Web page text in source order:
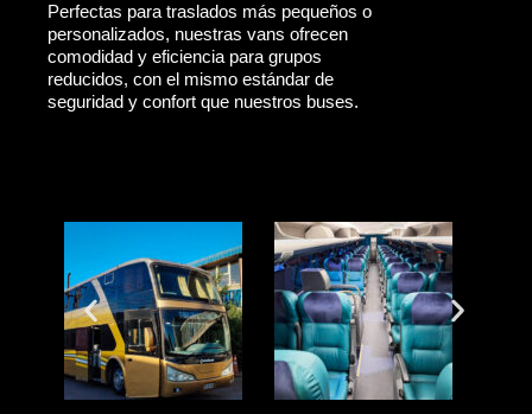
Perfectas para traslados más pequeños o
personalizados, nuestras vans ofrecen
comodidad y eficiencia para grupos
reducidos, con el mismo estándar de
seguridad y confort que nuestros buses.